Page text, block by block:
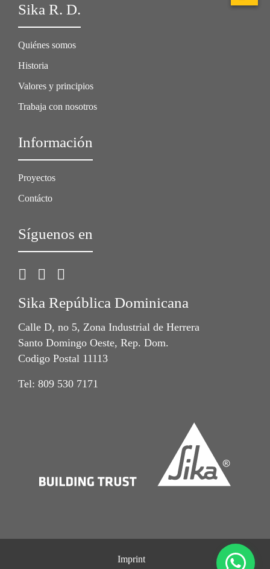
Sika R. D.
Quiénes somos
Historia
Valores y principios
Trabaja con nosotros
Información
Proyectos
Contácto
Síguenos en
Sika República Dominicana
Calle D, no 5, Zona Industrial de Herrera
Santo Domingo Oeste, Rep. Dom.
Codigo Postal 11113
Tel: 809 530 7171
Imprint